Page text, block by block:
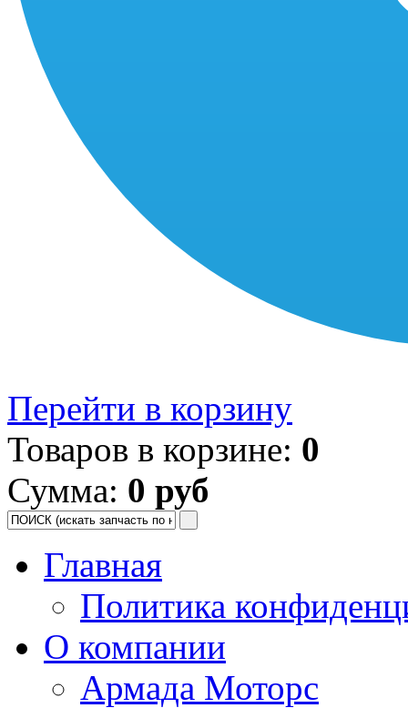
Перейти в корзину
Товаров в корзине: 0
Сумма: 0 руб
Главная
Политика
О компании
Армада Моторс